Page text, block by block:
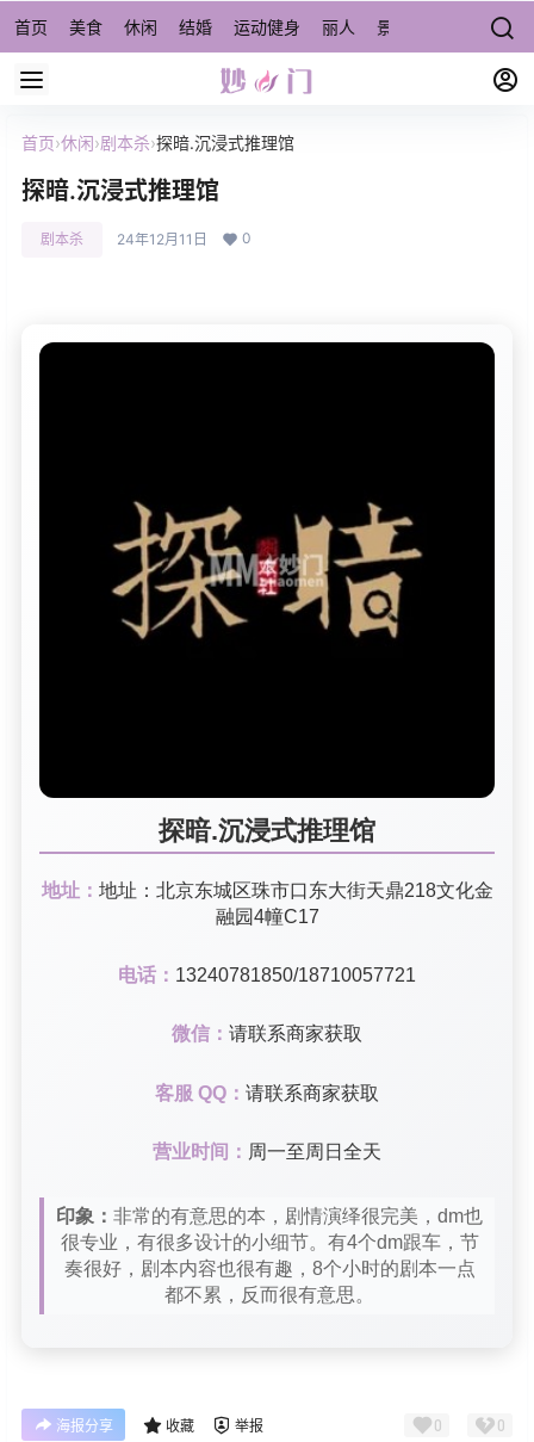
首页 美食 休闲 结婚 运动健身 丽人 景点/周边游 宠物
首页›休闲›剧本杀›探暗.沉浸式推理馆
探暗.沉浸式推理馆
剧本杀 24年12月11日 0
探暗.沉浸式推理馆
地址： 地址：北京东城区珠市口东大街天鼎218文化金
融园4幢C17
电话： 13240781850/18710057721
微信： 请联系商家获取
客服 QQ： 请联系商家获取
营业时间： 周一至周日全天
印象： 非常的有意思的本，剧情演绎很完美，dm也
很专业，有很多设计的小细节。有4个dm跟车，节
奏很好，剧本内容也很有趣，8个小时的剧本一点
都不累，反而很有意思。
海报分享 收藏 举报 0 0